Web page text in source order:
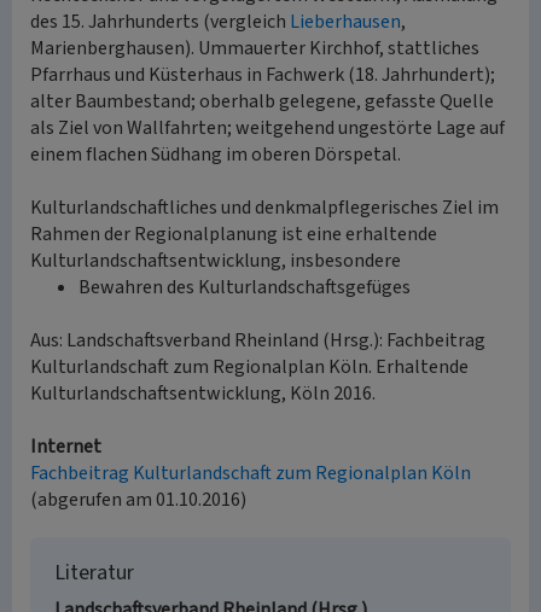
des 15. Jahrhunderts (vergleich Lieberhausen,
Marienberghausen). Ummauerter Kirchhof, stattliches
Pfarrhaus und Küsterhaus in Fachwerk (18. Jahrhundert);
alter Baumbestand; oberhalb gelegene, gefasste Quelle
als Ziel von Wallfahrten; weitgehend ungestörte Lage auf
einem flachen Südhang im oberen Dörspetal.
Kulturlandschaftliches und denkmalpflegerisches Ziel im
Rahmen der Regionalplanung ist eine erhaltende
Kulturlandschaftsentwicklung, insbesondere
Bewahren des Kulturlandschaftsgefüges
Aus: Landschaftsverband Rheinland (Hrsg.): Fachbeitrag
Kulturlandschaft zum Regionalplan Köln. Erhaltende
Kulturlandschaftsentwicklung, Köln 2016.
Internet
Fachbeitrag Kulturlandschaft zum Regionalplan Köln
(abgerufen am 01.10.2016)
Literatur